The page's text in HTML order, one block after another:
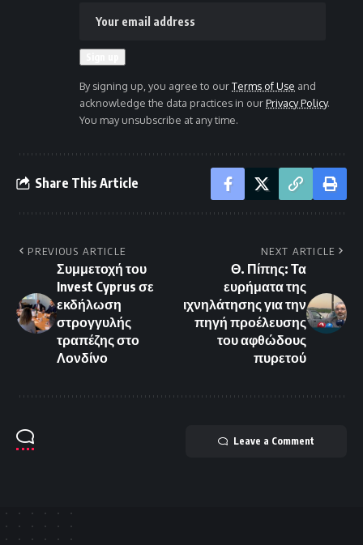
By signing up, you agree to ourTerms of Use and
acknowledge the data practices in ourPrivacy Policy.
You may unsubscribe at any time.
Share This Article
PREVIOUS ARTICLE
Συμμετοχή του
Invest Cyprus σε
εκδήλωση
στρογγυλής
τραπέζης στο
Λονδίνο
NEXT ARTICLE
Θ. Πίπης: Τα
ευρήματα της
ιχνηλάτησης για την
πηγή προέλευσης
του αφθώδους
πυρετού
Leave a Comment